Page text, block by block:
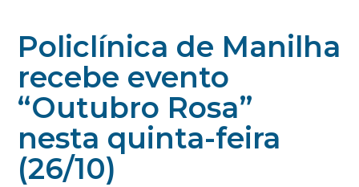
Policlínica de Manilha
recebe evento
“Outubro Rosa”
nesta quinta-feira
(26/10)